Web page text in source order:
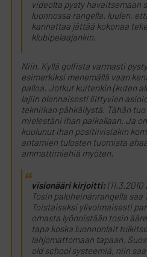
videolta pysty havaitsemaan
luonnossa rangella. luulen,
kannattaa jättää kokonaa
klubipelaajankin.
Niin. Kyllä golfista varmasti
esimerkiksi menemällä vaan
palloa. Jotkut kuitenkin (kuten
lajiin olennaisesti liittyvien
tekniikan pähkäilystä. Tähän
mielestäni ihan paikallaan. Ja
kuulunut ihan positiivisiakin
antamien tulosten tuomista
ammattimiehiä myöten.
visionääri kirjoitti:(11.3.2010
Tosin paloheinänrangella saa
Toistaiseksi ylivoimaisesti
omasta lyönnistään tosin
tapa koska luonnonlait
lahjomattomaan tapaan.
old school systeemiä, niin